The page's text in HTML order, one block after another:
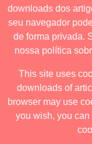
Revista
licencia
Revista
para publicar a partir
descargables ingrese
downloads dos
seu navegador
de forma privada.
nossa política
This site uses
downloads of
browser may use
you wish, you